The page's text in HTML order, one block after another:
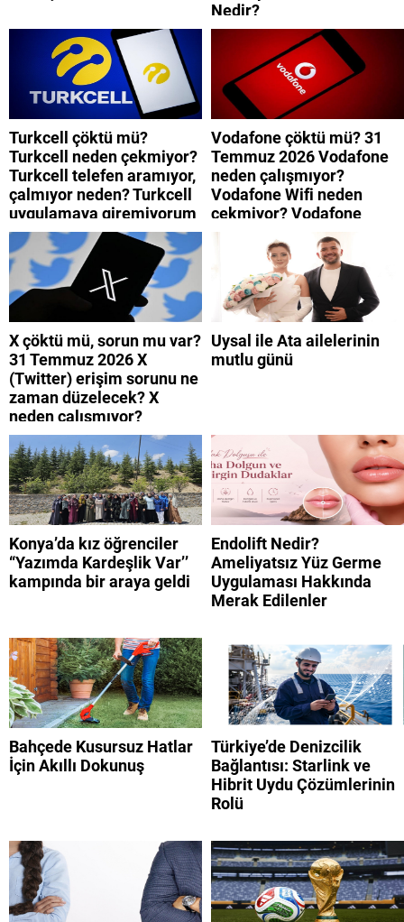
Nedir?
Turkcell çöktü mü?
Turkcell neden çekmiyor?
Turkcell telefen aramıyor,
çalmıyor neden? Turkcell
uygulamaya giremiyorum
neden? Turkcell internet
neden yavaş?
Vodafone çöktü mü? 31
Temmuz 2026 Vodafone
neden çalışmıyor?
Vodafone Wifi neden
çekmiyor? Vodafone
mobil uygulamaya neden
giremiyorum?
X çöktü mü, sorun mu var?
31 Temmuz 2026 X
(Twitter) erişim sorunu ne
zaman düzelecek? X
neden çalışmıyor?
Uysal ile Ata ailelerinin
mutlu günü
Konya’da kız öğrenciler
“Yazımda Kardeşlik Var’’
kampında bir araya geldi
Endolift Nedir?
Ameliyatsız Yüz Germe
Uygulaması Hakkında
Merak Edilenler
Bahçede Kusursuz Hatlar
İçin Akıllı Dokunuş
Türkiye’de Denizcilik
Bağlantısı: Starlink ve
Hibrit Uydu Çözümlerinin
Rolü